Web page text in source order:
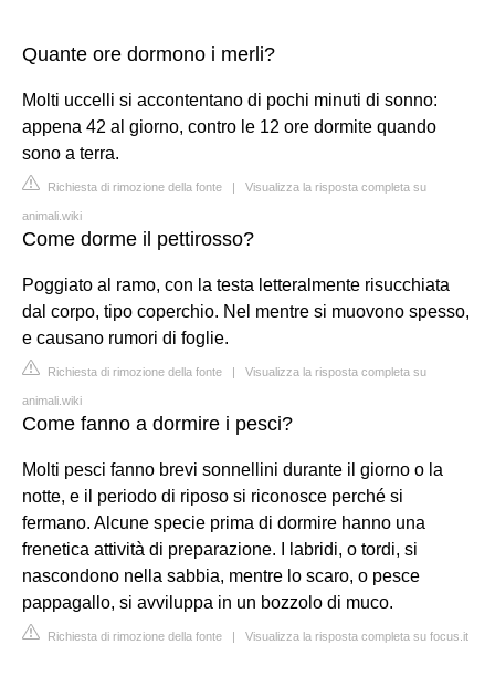
Quante ore dormono i merli?
Molti uccelli si accontentano di pochi minuti di sonno:
appena 42 al giorno, contro le 12 ore dormite quando
sono a terra.
Richiesta di rimozione della fonte | Visualizza la risposta completa su
animali.wiki
Come dorme il pettirosso?
Poggiato al ramo, con la testa letteralmente risucchiata
dal corpo, tipo coperchio. Nel mentre si muovono spesso,
e causano rumori di foglie.
Richiesta di rimozione della fonte | Visualizza la risposta completa su
animali.wiki
Come fanno a dormire i pesci?
Molti pesci fanno brevi sonnellini durante il giorno o la
notte, e il periodo di riposo si riconosce perché si
fermano. Alcune specie prima di dormire hanno una
frenetica attività di preparazione. I labridi, o tordi, si
nascondono nella sabbia, mentre lo scaro, o pesce
pappagallo, si avviluppa in un bozzolo di muco.
Richiesta di rimozione della fonte | Visualizza la risposta completa su focus.it